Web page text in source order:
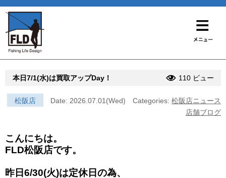
本日7/1(水)は買取アップDay！ 110 ビュー
松阪店 Date: 2026.07.01(Wed) Categories: 松阪店ニュース
店舗ブログ
こんにちは。
FLD松阪店です。
昨日6/30(火)は定休日の為、